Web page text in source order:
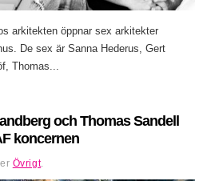
arkitekten öppnar sex arkitekter
De sex är Sanna Hederus, Gert
Thomas...
och Thomas Sandell
koncernen
Övrigt.